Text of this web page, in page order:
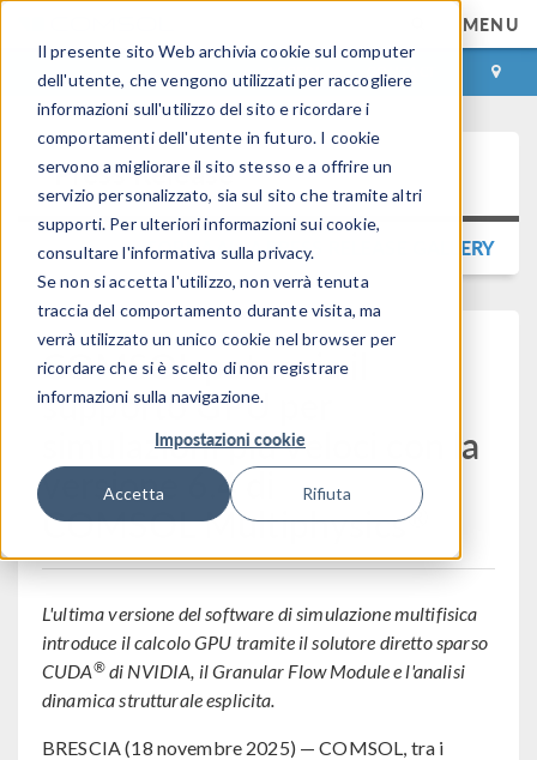
Il presente sito Web archivia cookie sul computer
dell'utente, che vengono utilizzati per raccogliere
informazioni sull'utilizzo del sito e ricordare i
comportamenti dell'utente in futuro. I cookie
servono a migliorare il sito stesso e a offrire un
servizio personalizzato, sia sul sito che tramite altri
supporti. Per ulteriori informazioni sui cookie,
consultare l'informativa sulla privacy.
Se non si accetta l'utilizzo, non verrà tenuta
traccia del comportamento durante visita, ma
verrà utilizzato un unico cookie nel browser per
ricordare che si è scelto di non registrare
informazioni sulla navigazione.
Impostazioni cookie
Accetta Rifiuta
MENU
ACCEDI CONTACT
Press Release
TORNA ALLA PRESS RELEASE GALLERY
COMSOL potenzia il
supporto GPU per
simulazioni più veloci con la
versione 6.4 di
COMSOL Multiphysics®
L'ultima versione del software di simulazione multifisica
introduce il calcolo GPU tramite il solutore diretto sparso
CUDA®di NVIDIA, il Granular Flow Module e l'analisi
dinamica strutturale esplicita.
BRESCIA (18 novembre 2025) — COMSOL, tra i